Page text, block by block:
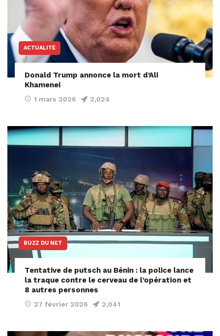
ACTUALITÉ
Donald Trump annonce la mort d’Ali
Khamenei
1 mars 2026 2,024
BUZZ DU NET
Tentative de putsch au Bénin : la police lance
la traque contre le cerveau de l’opération et
8 autres personnes
27 février 2026 2,041